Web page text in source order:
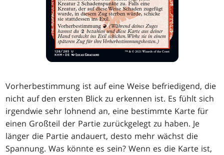
Vorherbestimmung ist auf eine Weise befriedigend, die
nicht auf den ersten Blick zu erkennen ist. Es fühlt sich
irgendwie sehr lohnend an, eine bestimmte Karte für
einen Großteil der Partie zurückgelegt zu haben. Je
länger die Partie andauert, desto mehr wächst die
Spannung. Was könnte es sein? Wenn es die Karte ist,